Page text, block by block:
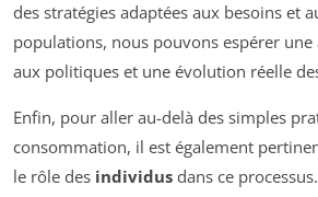
des stratégies adaptées aux besoins et
populations, nous pouvons espérer
aux politiques et une évolution réelle
Enfin, pour aller au-delà des simples
consommation, il est également
le rôle des individus dans ce